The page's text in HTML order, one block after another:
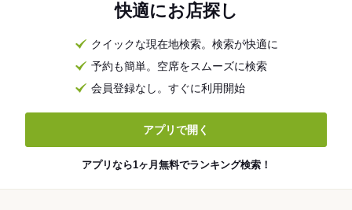
快適にお店探し
クイックな現在地検索。検索が快適に
予約も簡単。空席をスムーズに検索
会員登録なし。すぐに利用開始
アプリで開く
アプリなら1ヶ月無料でランキング検索！